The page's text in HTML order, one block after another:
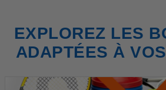
EXPLOREZ LES
ADAPTÉES À